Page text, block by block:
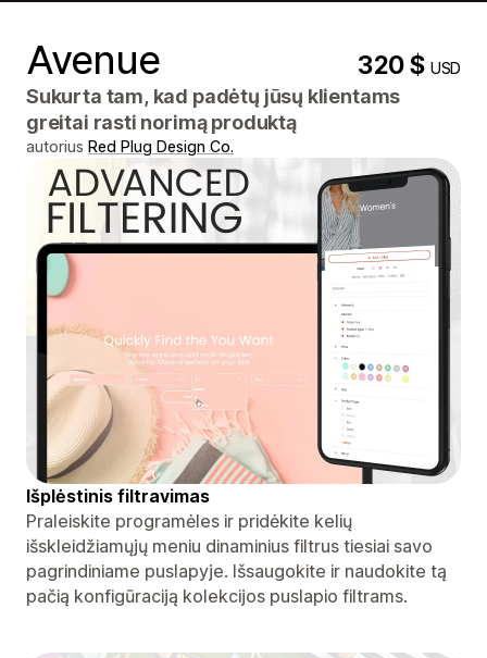
Avenue 320 $USD
Sukurta tam, kad padėtų jūsų klientams
greitai rasti norimą produktą
autorius Red Plug Design Co.
Išplėstinis filtravimas
Praleiskite programėles ir pridėkite kelių
išskleidžiamųjų meniu dinaminius filtrus tiesiai savo
pagrindiniame puslapyje. Išsaugokite ir naudokite tą
pačią konfigūraciją kolekcijos puslapio filtrams.